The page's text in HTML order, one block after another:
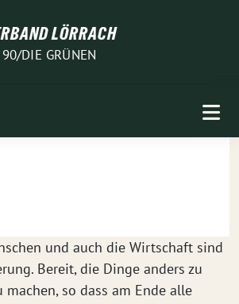
LÖRRACH
DIE GRÜNEN
und auch die Wirtschaft sind
Bereit, die Dinge anders zu
machen, so dass am Ende alle